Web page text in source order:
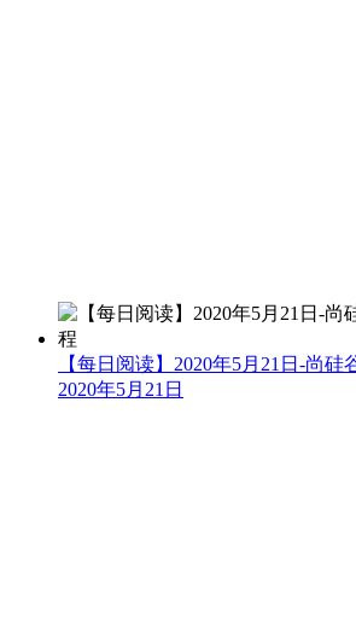
【每日阅读】2020年5月21日-尚硅
2020年5月21日